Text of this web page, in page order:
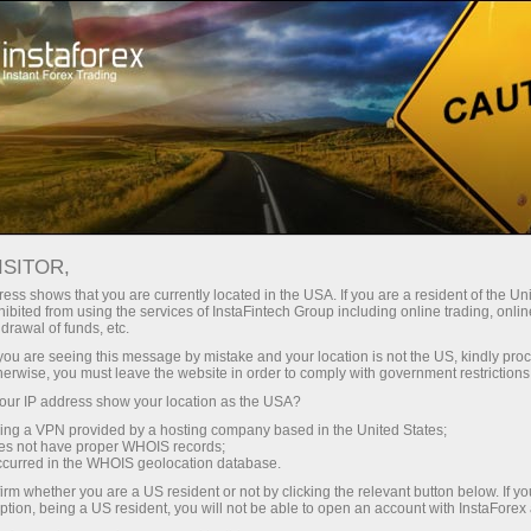
InstaForex के साथ आपको वास्तविक
लीवरेज, मार्केट में बेहतरीन स्प्रेड्स और
कमीशन, और स्टॉक्स व इंडेक्स ट्रेडिंग के लिए
फायदेमंद शर्तें।
छोटे
हर डिपॉजिट पर
30% बोनस
ट्रेडिंग में
और हाईवे पर गति
shows that you are currently located in the USA. If you are a resident of the
from using the services of InstaFintech Group including online trading,
of funds, etc.
are seeing this message by mistake and your location is not the US, kindly
you must leave the website in order to comply with government
IP address show your location as the USA?
a VPN provided by a hosting company based in the United States;
not have proper WHOIS records;
in the WHOIS geolocation database.
whether you are a US resident or not by clicking the relevant button below. If
being a US resident, you will not be able to open an account with InstaForex